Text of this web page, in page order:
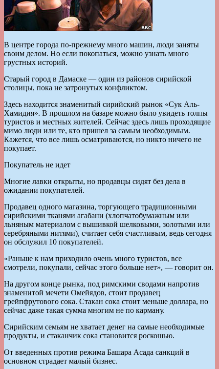
В центре города по-прежнему много машин, люди заняты
своим делом. Но если покопаться, можно узнать много
грустных историй.
Старый город в Дамаске — один из районов сирийской
столицы, пока не затронутых конфликтом.
Здесь находится знаменитый сирийский рынок «Сук Аль-
Хамидия». В прошлом на базаре можно было увидеть толпы
туристов и местных жителей. Сейчас здесь лишь проходящие
мимо люди или те, кто пришел за самым необходимым.
Кажется, что все лишь осматриваются, но никто ничего не
покупает.
Покупатель не идет
Многие лавки открыты, но продавцы сидят без дела в
ожидании покупателей.
Продавец одного магазина, торгующего традиционными
сирийскими тканями агабани (хлопчатобумажным или
льняным материалом с вышивкой шелковыми, золотыми или
серебряными нитями), считает себя счастливым, ведь сегодня
он обслужил 10 покупателей.
«Раньше к нам приходило очень много туристов, все
смотрели, покупали, сейчас этого больше нет», — говорит он.
На другом конце рынка, под римскими сводами напротив
знаменитой мечети Омейядов, стоит продавец
грейпфрутового сока. Стакан сока стоит меньше доллара, но
сейчас даже такая сумма многим не по карману.
Сирийским семьям не хватает денег на самые необходимые
продукты, и стаканчик сока становится роскошью.
От введенных против режима Башара Асада санкций в
основном страдает малый бизнес.